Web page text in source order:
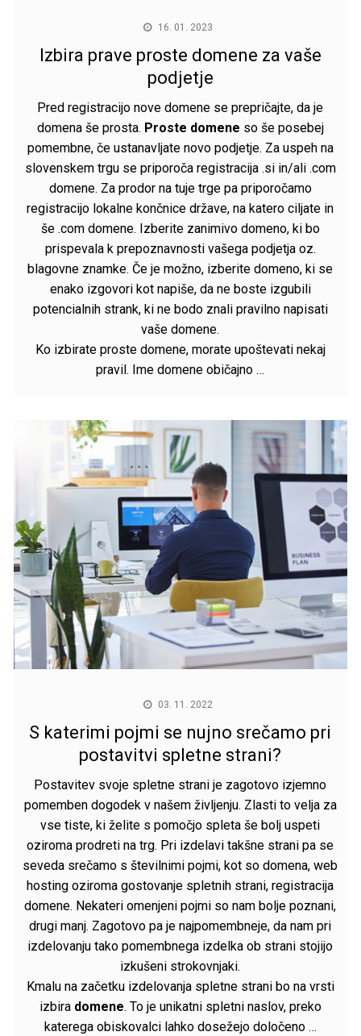
16. 01. 2023
Izbira prave proste domene za vaše
podjetje
Pred registracijo nove domene se prepričajte, da je
domena še prosta. Proste domene so še posebej
pomembne, če ustanavljate novo podjetje. Za uspeh na
slovenskem trgu se priporoča registracija .si in/ali .com
domene. Za prodor na tuje trge pa priporočamo
registracijo lokalne končnice države, na katero ciljate in
še .com domene. Izberite zanimivo domeno, ki bo
prispevala k prepoznavnosti vašega podjetja oz.
blagovne znamke. Če je možno, izberite domeno, ki se
enako izgovori kot napiše, da ne boste izgubili
potencialnih strank, ki ne bodo znali pravilno napisati
vaše domene.
Ko izbirate proste domene, morate upoštevati nekaj
pravil. Ime domene običajno …
03. 11. 2022
S katerimi pojmi se nujno srečamo pri
postavitvi spletne strani?
Postavitev svoje spletne strani je zagotovo izjemno
pomemben dogodek v našem življenju. Zlasti to velja za
vse tiste, ki želite s pomočjo spleta še bolj uspeti
oziroma prodreti na trg. Pri izdelavi takšne strani pa se
seveda srečamo s številnimi pojmi, kot so domena, web
hosting oziroma gostovanje spletnih strani, registracija
domene. Nekateri omenjeni pojmi so nam bolje poznani,
drugi manj. Zagotovo pa je najpomembneje, da nam pri
izdelovanju tako pomembnega izdelka ob strani stojijo
izkušeni strokovnjaki.
Kmalu na začetku izdelovanja spletne strani bo na vrsti
izbira domene. To je unikatni spletni naslov, preko
katerega obiskovalci lahko dosežejo določeno …